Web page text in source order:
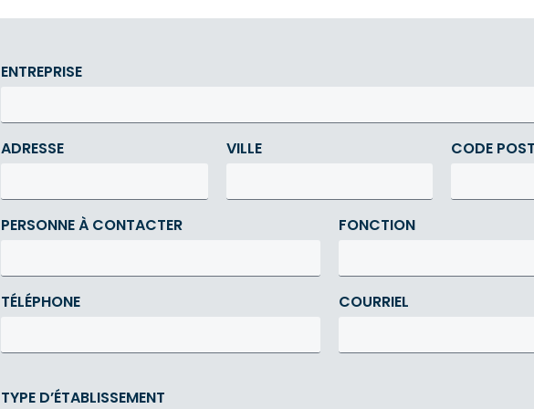
ENTREPRISE
ADRESSE VILLE CODE
PERSONNE À CONTACTER FONCTION
TÉLÉPHONE COURRIEL
TYPE D’ÉTABLISSEMENT